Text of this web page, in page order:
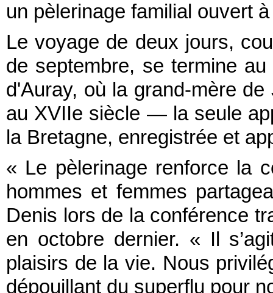
un pèlerinage familial ouvert
Le voyage de deux jours,
de septembre, se termine
d'Auray, où la grand-mère
au XVIIe siècle — la seule
la Bretagne, enregistrée et
« Le pèlerinage renforce la
hommes et femmes
Denis lors de la conférence
en octobre dernier. « Il
plaisirs de la vie. Nous
dépouillant du superflu pour